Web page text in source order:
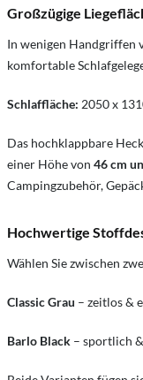
Großzügige
In wenigen Handgriffen
komfortable
Schlaffläche: 2050 x
Das hochklappbare
einer Höhe von 46 cm
Campingzubehör,
Hochwertige
Wählen Sie zwischen
Classic Grau – zeitlos &
Barlo Black – sportlich